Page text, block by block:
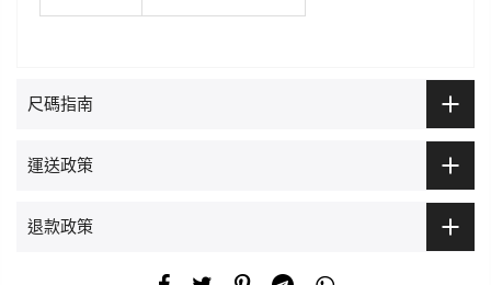
尺碼指南
運送政策
退款政策